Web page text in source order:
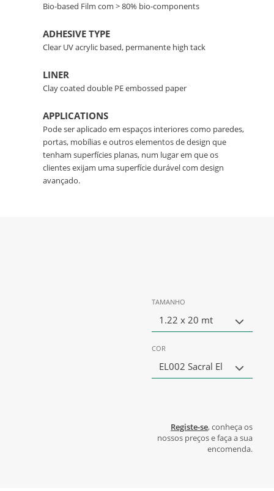
Bio-based Film com > 80% bio-components
ADHESIVE TYPE
Clear UV acrylic based, permanente high tack
LINER
Clay coated double PE embossed paper
APPLICATIONS
Pode ser aplicado em espaços interiores como paredes,
portas, mobílias e outros elementos de design que
tenham superfícies planas, num lugar em que os
clientes exijam uma superfície durável com design
avançado.
TAMANHO
1.22 x 20 mt
COR
EL002 Sacral El
Registe-se, conheça os
nossos preços e faça a sua
encomenda.